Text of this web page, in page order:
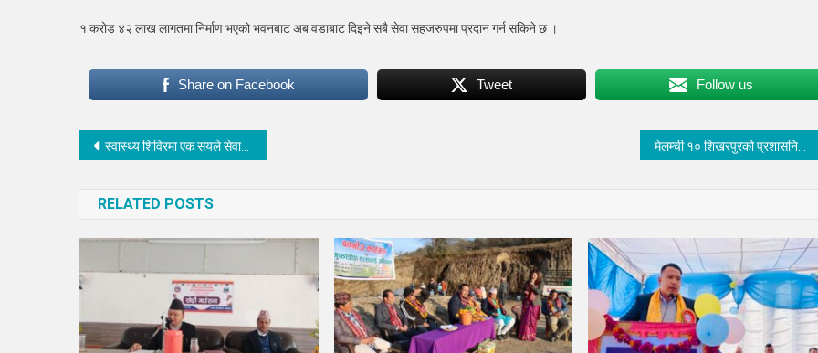
१ करोड ४२ लाख लागतमा निर्माण भएको भवनबाट अब वडाबाट दिइने सबै सेवा सहजरुपमा प्रदान गर्न सकिने छ ।
Share on Facebook Tweet Follow us
Post
स्वास्थ्य शिविरमा एक सयले सेवा लिए
RELATED POSTS